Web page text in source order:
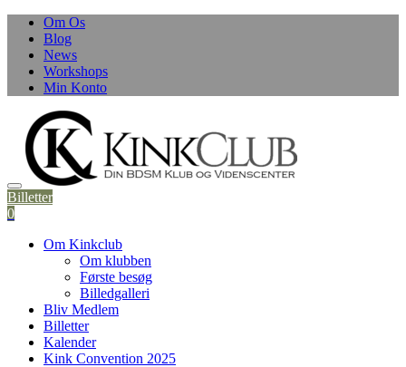
Om Os
Blog
News
Workshops
Min Konto
Billetter
0
Om Kinkclub
Om klubben
Første besøg
Billedgalleri
Bliv Medlem
Billetter
Kalender
Kink Convention 2025